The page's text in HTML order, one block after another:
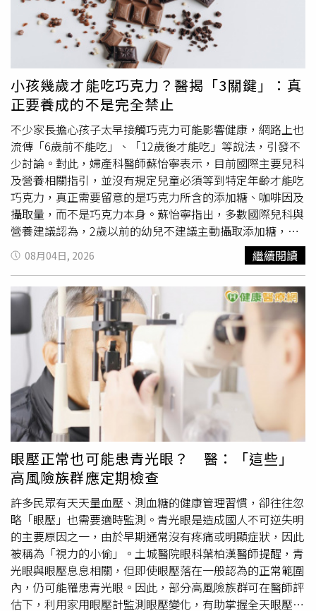
是體溫升高後，誘發膽鹼性蕁麻疹。這些狀況都可能和高
溫、流汗有關，但外觀、成因與處理方式並不完全一樣。汗
水悶住，敏感肌更易受刺激羅陽說明，台灣夏天濕熱悶黏，
人體為了散熱會增加出汗量，若汗水能順利蒸發，通常問題
不大；但若短時間大量流汗，又因衣物、皺褶或悶熱環境無
法排出，汗水就會停留在皮膚表面，成為刺激因子。汗水長
時間滯留在皮膚表面，容易刺激角質層，也可能讓原本脆弱
的皮膚屏障更不穩定。一般人可能只是短暫搔癢或冒出汗
疹；但是異位性皮膚炎、濕疹或敏感肌族群，皮膚屏障本來
就較脆弱，一旦遇到汗水、悶熱、摩擦，就容易出現一片片
紅疹、乾癢、脫屑，甚至越抓越嚴重。羅陽比喻，夏天短時
間大量流汗，就像突然下了一場大雨，排水系統一時來不及
負荷。若皮膚表面的汗管開口被角質、髒污或悶住的環境堵
塞，汗液排不出去，就可能在表皮造成輕微發炎，形成常見
的汗疹，常出現在前胸、後背、脖子、皺褶處等容易大量流
汗的位置，嬰幼兒與長者也較容易發生。紫外線曝曬，恐加
重皮膚發炎除了汗水，紫外線也是夏季皮膚問題的重要因
素。羅陽提醒，紫外線不只會造成曬黑、曬傷，對敏感肌或
正在發炎的皮膚，也可能形成額外刺激。當皮膚已經因流
汗、悶熱、搔抓而處於不穩定狀態，再加上長時間曝曬，泛
紅、刺癢感可能更明顯。衣物選擇同樣會影響皮膚狀況。羅
陽也提到，緊身、不透氣、化學纖維比例高的衣服，容易讓
汗水悶住，也會增加皮膚和衣物之間的摩擦，像是內衣邊
緣、內褲邊緣、褲頭、腰部、鼠蹊部等位置，若長時間被壓
迫或摩擦，就可能出現紅腫、搔癢，形成對磨疹或接觸性皮
膚炎。FAQ｜夏季皮膚搔癢、紅疹常見問題Q1：夏天流汗後
皮膚癢，一定是濕疹嗎？A：不一定。夏天皮膚搔癢、紅疹
可能原因很多，包括汗疹、濕疹、異位性皮膚炎、膽鹼性蕁
麻疹，甚至黴菌感染。雖然症狀可能相似，但發生原因與治
療方式不同，若反覆發作，建議由皮膚科醫師判斷。Q2：
為什麼夏天容易長汗疹？A：汗疹主要與汗管阻塞有關。當
高溫環境下大量流汗，汗液無法順利排出，可能停留在皮膚
內造成刺激與發炎，形成細小紅疹或搔癢感，常見於脖子、
前胸、後背及皮膚皺褶處。Q3：異位性皮膚炎患者為什麼
夏天容易惡化？A：異位性皮膚炎患者的皮膚屏障功能較
弱，對外界刺激較敏感。夏天的汗水、濕熱環境、衣物摩擦
小孩幾歲才能吃巧克力？醫揭「3關鍵」：真
正要養成的不是完全禁止
不少家長擔心孩子太早接觸巧克力可能影響健康，網路上也
流傳「6歲前不能吃」、「12歲後才能吃」等說法，引發不
少討論。對此，婦產科醫師蘇怡寧表示，目前國際主要兒科
及營養相關指引，並沒有規定兒童必須等到特定年齡才能吃
巧克力，真正需要留意的是巧克力所含的添加糖、咖啡因及
攝取量，而不是巧克力本身。蘇怡寧指出，多數國際兒科與
營養建議認為，2歲以前的幼兒不建議主動攝取添加糖，因
此不建議提供巧克力，主要原因並非巧克力有害，而是市售
巧克力通常含有較高的糖分，若過早攝取，可能影響幼兒飲
食習慣及健康。此外，巧克力中也含有咖啡因及天然成分可
可鹼（Theobromine）。蘇怡寧表示，許多人不知道巧克力
含有刺激性成分，但一般牛奶巧克力中的咖啡因含量其實不
高，通常僅有數毫克，遠低於一杯咖啡，因此偶爾少量食
用，與經常飲用咖啡、濃茶、可樂或能量飲料所攝取的咖啡
因並不能相提並論。至於不少家長擔心巧克力會導致性早
熟，蘇怡寧表示，目前沒有科學證據顯示，兒童偶爾少量食
用巧克力會增加性早熟風險。他認為，真正需要注意的是攝
取頻率及份量，如果每天將巧克力當作零食，自然不是理想
的飲食方式；若只是生日蛋糕上的巧克力裝飾，或偶爾與家
人分享少量巧克力，並無須過度擔憂。綜合現行建議，蘇怡
寧表示，2歲以前不建議主動提供巧克力；2歲之後，適量且
偶爾食用並沒有問題，比起完全禁止，更重要的是從小建立
均衡飲食及適量攝取甜食的觀念。蘇怡寧也提到，亞洲社會
流傳不少「幾歲以前不能吃什麼」的飲食禁忌，例如不能吃
冰、芒果、草莓或海鮮等，但其中並非所有說法都有醫學證
據支持。他舉例，1歲以前不能食用蜂蜜，是因可能存在肉
毒桿菌風險，具有明確科學依據；但像是「吃冰會傷氣
管」、「吃冰容易生病」等說法，「這些其實是比較接近體
質的觀念，而不是實證」，他表示，健康兒童即使吃冰後短
08月04日, 2026 繼續閱讀
眼壓正常也可能患青光眼？ 醫：「這些」
高風險族群應定期檢查
許多民眾有天天量血壓、測血糖的健康管理習慣，卻往往忽
略「眼壓」也需要適時監測。青光眼是造成國人不可逆失明
的主要原因之一，由於早期通常沒有疼痛或明顯症狀，因此
被稱為「視力的小偷」。土城醫院眼科葉柏漢醫師提醒，青
光眼與眼壓息息相關，但即使眼壓落在一般認為的正常範圍
內，仍可能罹患青光眼。因此，部分高風險族群可在醫師評
估下，利用家用眼壓計監測眼壓變化，有助掌握全天眼壓波